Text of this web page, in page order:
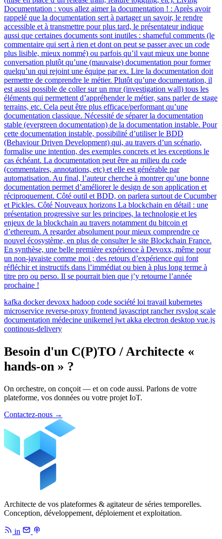
kafka docker devoxx hadoop code société loi travail kubernetes
microservice reverse-proxy frontend javascript rancher rsyslog scale
documentation médecine unikernel jwt akka electron desktop vue.js
continous-delivery
Besoin d'un C(P)TO / Architecte «
hands-on » ?
On orchestre, on conçoit — et on code aussi. Parlons de votre
plateforme, vos données ou votre projet IoT.
Contactez-nous →
Architecte de vos plateformes & agitateur de séries temporelles.
Conception, développement, déploiement et exploitation.
in